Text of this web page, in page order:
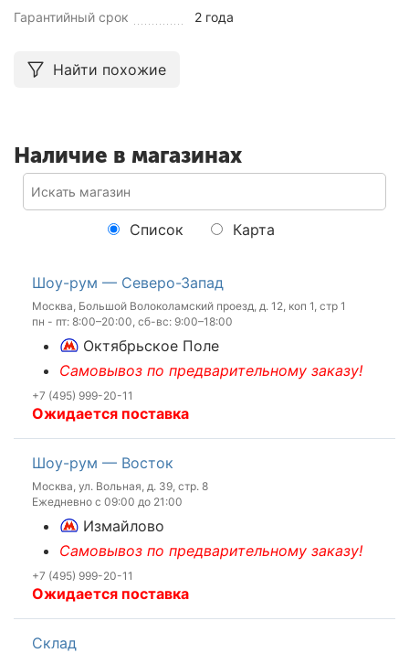
Гарантийный срок 2 года
Найти похожие
Наличие в магазинах
Список Карта
Шоу-рум — Северо-Запад
Москва, Большой Волоколамский проезд, д. 12, коп 1, стр 1
пн - пт: 8:00–20:00, сб-вс: 9:00–18:00
Октябрьское Поле
Самовывоз по предварительному заказу!
+7 (495) 999-20-11
Ожидается поставка
Шоу-рум — Восток
Москва, ул. Вольная, д. 39, стр. 8
Ежедневно с 09:00 до 21:00
Измайлово
Самовывоз по предварительному заказу!
+7 (495) 999-20-11
Ожидается поставка
Склад